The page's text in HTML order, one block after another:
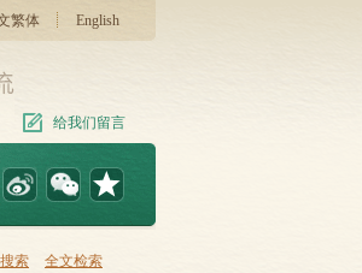
繁体 English
给我们留言
索 全文检索